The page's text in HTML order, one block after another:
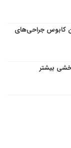
کابوس جراحی‌های
بیشتر